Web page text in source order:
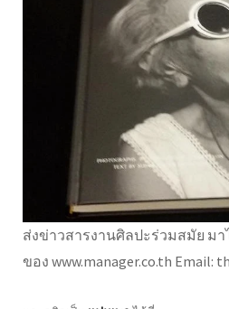
ส่งข่าวสารงานศิลปะร่วมสมัย มาไ
ของ www.manager.co.th Email: